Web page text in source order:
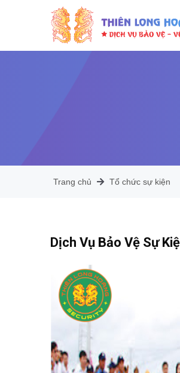
Trang chủ Tổ chức sự kiện
Dịch Vụ Bảo Vệ Sự